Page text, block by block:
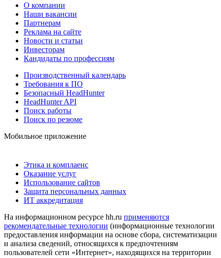
О компании
Наши вакансии
Партнерам
Реклама на сайте
Новости и статьи
Инвесторам
Кандидаты по профессиям
Производственный календарь
Требования к ПО
Безопасный HeadHunter
HeadHunter API
Поиск работы
Поиск по резюме
Мобильное приложение
Этика и комплаенс
Оказание услуг
Использование сайтов
Защита персональных данных
ИТ аккредитация
На информационном ресурсе hh.ru применяются
рекомендательные технологии (информационные технологии
предоставления информации на основе сбора, систематизации
и анализа сведений, относящихся к предпочтениям
пользователей сети «Интернет», находящихся на территории